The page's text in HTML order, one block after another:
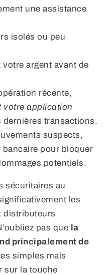
une assistance
isolés ou peu
argent avant de
récente,
votre application
dernières transactions.
suspects,
pour bloquer
potentiels.
sécuritaires au
les
distributeurs
pas que la
principalement de
simples mais
sur la touche